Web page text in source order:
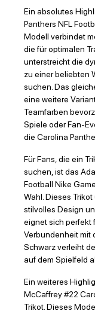
Ein absolutes
Panthers NFL
Modell verbindet
die für optimalen
unterstreicht die
zu einer beliebten
suchen. Das
eine weitere
Teamfarben
Spiele oder Fan-
die Carolina
Für Fans, die ein
suchen, ist das
Football Nike
Wahl. Dieses
stilvolles Design
eignet sich perfekt
Verbundenheit mit
Schwarz verleiht
auf dem Spielfeld
Ein weiteres
McCaffrey #22
Trikot. Dieses